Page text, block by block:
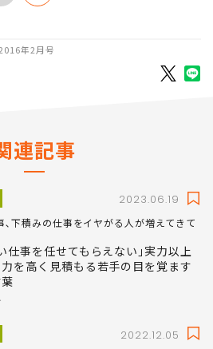
年2月号
連記事
2023.06.19
､下積みの仕事をイヤがる人が増えてきて
仕事を任せてもらえない｣実力以上
を高く見積もる若手の目を覚ます
2022.12.05